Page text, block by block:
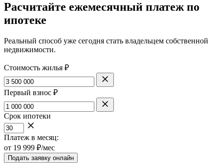
Расчитайте ежемесячный платеж по
ипотеке
Реальный способ уже сегодня стать владельцем собственной
недвижимости.
Стоимость жилья ₽
Первый взнос ₽
Срок ипотеки
Платеж в месяц:
от 19 999 ₽/мес
Подать заявку онлайн